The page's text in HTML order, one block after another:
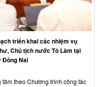
triển khai các nhiệm vụ
Chủ tịch nước Tô Lâm tại
Đồng Nai
theo Chương trình công tác